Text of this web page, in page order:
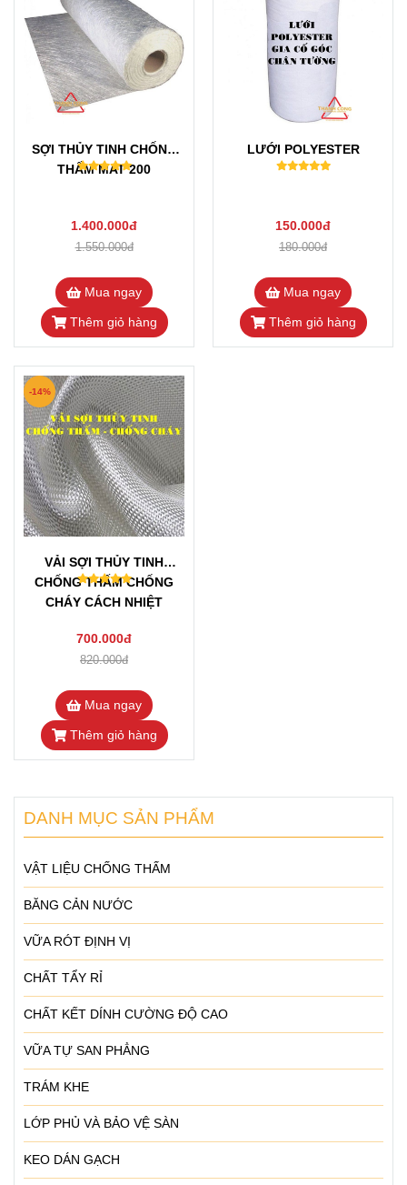
SỢI THỦY TINH CHỐNG
THẤM MAT 200
1.400.000đ
1.550.000đ
Mua ngay
Thêm giỏ hàng
LƯỚI POLYESTER
150.000đ
180.000đ
Mua ngay
Thêm giỏ hàng
VẢI SỢI THỦY TINH
CHỐNG THẤM CHỐNG
CHÁY CÁCH NHIỆT
700.000đ
820.000đ
-14%
Mua ngay
Thêm giỏ hàng
DANH MỤC SẢN PHẨM
VẬT LIỆU CHỐNG THẤM
BĂNG CẢN NƯỚC
VỮA RÓT ĐỊNH VỊ
CHẤT TẨY RỈ
CHẤT KẾT DÍNH CƯỜNG ĐỘ CAO
VỮA TỰ SAN PHẲNG
TRÁM KHE
LỚP PHỦ VÀ BẢO VỆ SÀN
KEO DÁN GẠCH